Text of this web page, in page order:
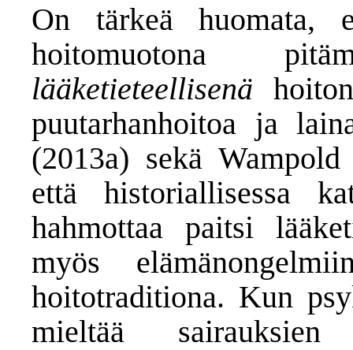
On tärkeä huomata,
hoitomuotona
lääketieteellisenä
puutarhanhoitoa ja
(2013a) sekä
että historiallisessa
hahmottaa paitsi
myös
hoitotraditiona. Kun
mieltää sairauksien